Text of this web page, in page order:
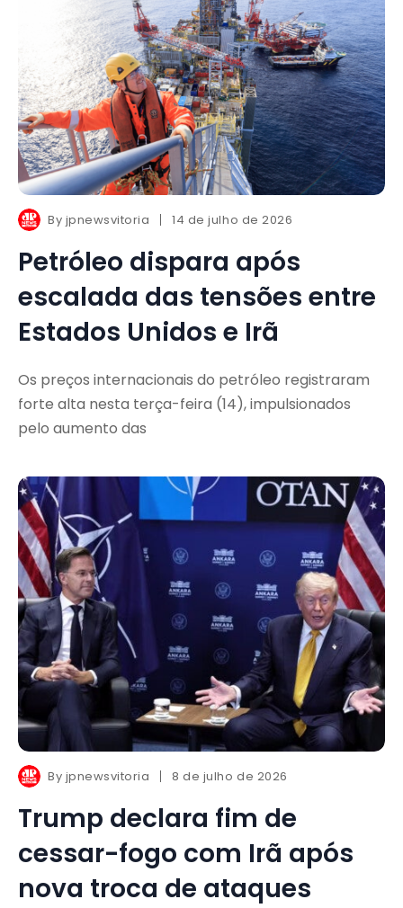
By jpnewsvitoria 14 de julho de 2026
Petróleo dispara após
escalada das tensões entre
Estados Unidos e Irã
Os preços internacionais do petróleo registraram
forte alta nesta terça-feira (14), impulsionados
pelo aumento das
By jpnewsvitoria 8 de julho de 2026
Trump declara fim de
cessar-fogo com Irã após
nova troca de ataques